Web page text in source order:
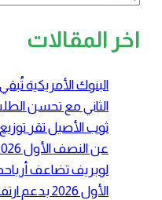
اخر المقالات
البنوك الأمريكية
الثاني مع تحسن
عن النصف الأول 2026
الأول 2026 بدعم ارتفاع أسعار زيوت الأساس